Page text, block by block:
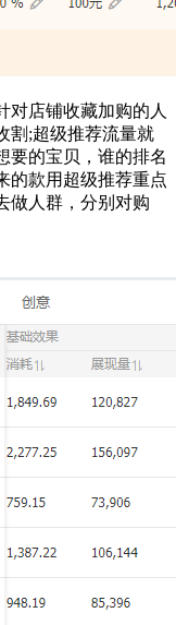
对店铺收藏加购的人
割;超级推荐流量就
要的宝贝，谁的排名
的款用超级推荐重点
做人群，分别对购